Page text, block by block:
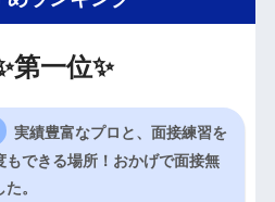
第一位✨
実績豊富なプロと、面接練習を
もできる場所！おかげで面接無
。